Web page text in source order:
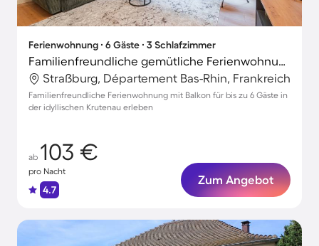
Ferienwohnung ∙ 6 Gäste ∙ 3 Schlafzimmer
Familienfreundliche gemütliche Ferienwohnung | Straßburger Münster-Nähe
Straßburg, Département Bas-Rhin, Frankreich
Familienfreundliche Ferienwohnung mit Balkon für bis zu 6 Gäste in
der idyllischen Krutenau erleben
ab 103 €
pro Nacht
4.7
Zum Angebot